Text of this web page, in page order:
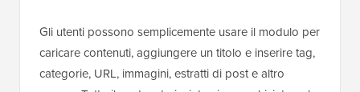
Gli utenti possono semplicemente usare il modulo per
caricare contenuti, aggiungere un titolo e inserire tag,
categorie, URL, immagini, estratti di post e altro